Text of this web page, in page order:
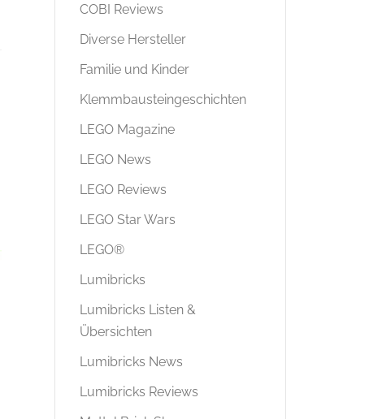
COBI Reviews
Diverse Hersteller
Familie und Kinder
Klemmbausteingeschichten
LEGO Magazine
LEGO News
LEGO Reviews
LEGO Star Wars
LEGO®
Lumibricks
Lumibricks Listen &
Übersichten
Lumibricks News
Lumibricks Reviews